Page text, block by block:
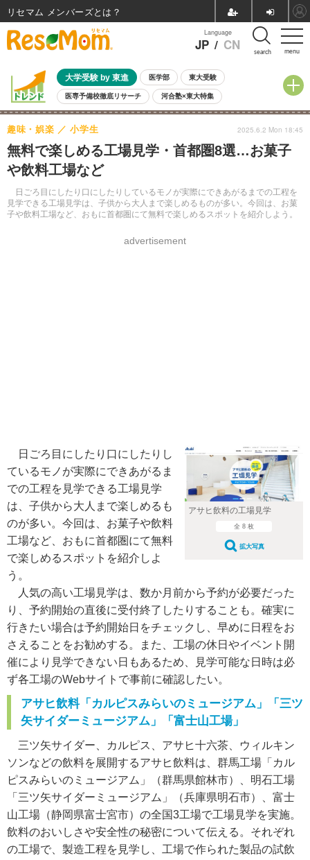
menu
Language
JP / CN search
大学受験 by 東進 医学部 東大受験
医専予備校徹底リサーチ 河合塾×東大特集
親子で考える大学選び 高校受験 中学受験 小学校受験
共通テスト 夏休み
8月開催イベント・WS 全国公立高校 過去問 人気記事
自由研究教材（小学生向け）
無料で楽しめる工場見学・首都圏8選…お菓子
や飲料工場など
日ごろ目にしたり口にしたりしているモノが実際にできあがるまでの工程を
見学できる工場見学は、子供から大人まで楽しめるものが多い。今回は、お菓
子や飲料工場など、おもに首都圏にて無料で楽しめるスポットを紹介しよう。
趣味・娯楽 小学生
advertisement
2025.6.2 Mon 18:45
アサヒ飲料の工場見学
全 8 枚
拡大写真
日ごろ目にしたり口にしたりし
ているモノが実際にできあがるま
での工程を見学できる工場見学
は、子供から大人まで楽しめるも
のが多い。今回は、お菓子や飲料
工場など、おもに首都圏にて無料
で楽しめるスポットを紹介しよ
う。
人気の高い工場見学は、数か月前から予約が必要だった
り、予約開始の直後に受付終了したりすることも。確実に
行きたい場合は予約開始日をチェックし、早めに日程をお
さえることをお勧めする。また、工場の休日やイベント開
催により見学できない日もあるため、見学可能な日時は必
ず各工場のWebサイトで事前に確認したい。
アサヒ飲料「カルピスみらいのミュージアム」「三ツ
矢サイダーミュージアム」「富士山工場」
三ツ矢サイダー、カルピス、アサヒ十六茶、ウィルキン
ソンなどの飲料を展開するアサヒ飲料は、群馬工場「カル
ピスみらいのミュージアム」（群馬県館林市）、明石工場
「三ツ矢サイダーミュージアム」（兵庫県明石市）、富士
山工場（静岡県富士宮市）の全国3工場で工場見学を実施。
飲料のおいしさや安全性の秘密について伝える。それぞれ
の工場で、製造工程を見学し、工場で作られた製品の試飲
リセマム メンバーズ